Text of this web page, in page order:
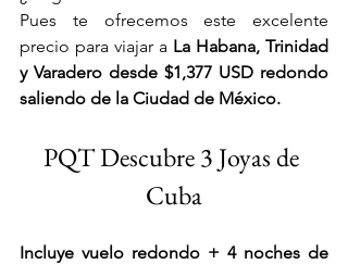
VIAJES 2027
Pues te ofrecemos este excelente
precio para viajar a La Habana, Trinidad
y Varadero desde $1,377 USD redondo
saliendo de la Ciudad de México.
PQT Descubre 3 Joyas de
Cuba
Incluye vuelo redondo + 4 noches de